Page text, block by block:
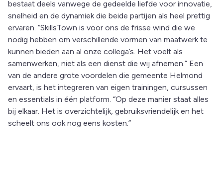
bestaat deels vanwege de gedeelde liefde voor innovatie,
snelheid en de dynamiek die beide partijen als heel prettig
ervaren. “SkillsTown is voor ons de frisse wind die we
nodig hebben om verschillende vormen van maatwerk te
kunnen bieden aan al onze collega’s. Het voelt als
samenwerken, niet als een dienst die wij afnemen.” Een
van de andere grote voordelen die gemeente Helmond
ervaart, is het integreren van eigen trainingen, cursussen
en essentials in één platform. “Op deze manier staat alles
bij elkaar. Het is overzichtelijk, gebruiksvriendelijk en het
scheelt ons ook nog eens kosten.”